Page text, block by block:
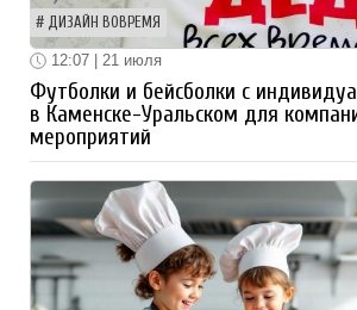
ДИЗАЙН ВОВРЕМЯ
12:07 | 21 июля
Футболки и бейсболки с
в Каменске-Уральском для
мероприятий